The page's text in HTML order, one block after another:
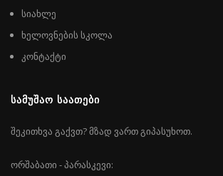
სიახლე
ხელოვნების სკოლა
კონტაქტი
ᲡᲐᲛᲣᲨᲐᲝ ᲡᲐᲐᲗᲔᲑᲘ
შეკითხვა გაქვთ? მზად ვართ გიპასუხოთ.
ორშაბათი - პარასკევი: